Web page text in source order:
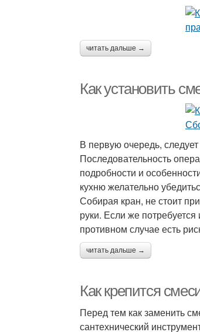
читать дальше →
Как установить
В первую очередь, следует
Последовательность
подробности и
кухню желательно
Собирая кран, не стоит
руки. Если же
противном случае есть
читать дальше →
Как крепится
Перед тем как заменить
сантехнический